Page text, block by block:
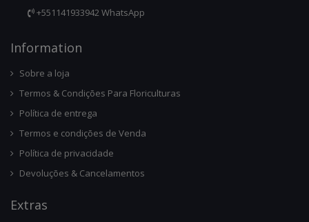
+551141933942 WhatsApp
InforMation
Sobre a loja
Termos & Condições Para Floriculturas
Política de entrega
Termos e condições de Venda
Política de privacidade
Devoluções & Cancelamentos
ExtRas